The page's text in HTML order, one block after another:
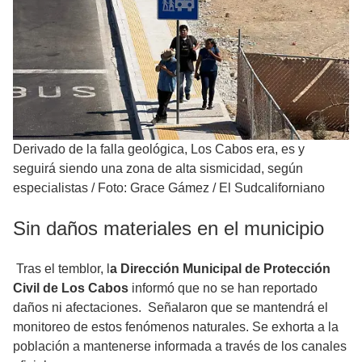
Derivado de la falla geológica, Los Cabos era, es y
seguirá siendo una zona de alta sismicidad, según
especialistas / Foto: Grace Gámez / El Sudcaliforniano
Sin daños materiales en el municipio
Tras el temblor, l a Dirección Municipal de Protección
Civil de Los Cabos informó que no se han reportado
daños ni afectaciones. Señalaron que se mantendrá el
monitoreo de estos fenómenos naturales. Se exhorta a la
población a mantenerse informada a través de los canales